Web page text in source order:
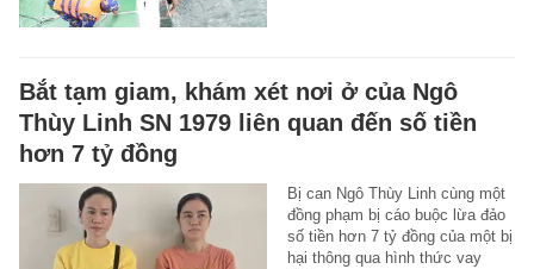
Bắt tạm giam, khám xét nơi ở của Ngô
Thùy Linh SN 1979 liên quan đến số tiền
hơn 7 tỷ đồng
Bị can Ngô Thùy Linh cùng một
đồng phạm bị cáo buộc lừa đảo
số tiền hơn 7 tỷ đồng của một bị
hại thông qua hình thức vay